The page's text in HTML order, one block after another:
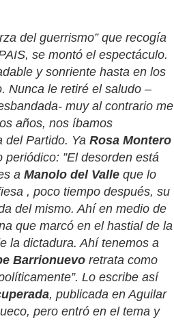
del guerrismo” que recogía
se montó el espectáculo.
y sonriente hasta en los
Nunca le retiré el saludo –
muy al contrario me
años, nos íbamos
del Partido. Ya Rosa Montero
”El desorden está
a Manolo del Valle que lo
, poco tiempo después, su
del mismo. Ahí en medio de
que marcó en el hastial de la
la dictadura. Ahí tenemos a
Barrionuevo retrata como
Lo escribe así
, publicada en Aguilar
pero entró en el tema y